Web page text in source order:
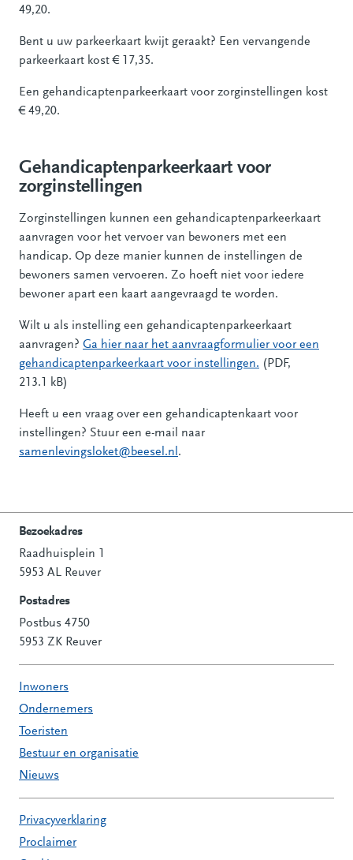
49,20.
Bent u uw parkeerkaart kwijt geraakt? Een vervangende
parkeerkaart kost € 17,35.
Een gehandicaptenparkeerkaart voor zorginstellingen kost
€ 49,20.
Gehandicaptenparkeerkaart voor
zorginstellingen
Zorginstellingen kunnen een gehandicaptenparkeerkaart
aanvragen voor het vervoer van bewoners met een
handicap. Op deze manier kunnen de instellingen de
bewoners samen vervoeren. Zo hoeft niet voor iedere
bewoner apart een kaart aangevraagd te worden.
Wilt u als instelling een gehandicaptenparkeerkaart
aanvragen? Ga hier naar het aanvraagformulier voor een
gehandicaptenparkeerkaart voor instellingen. (PDF,
213.1 kB)
Heeft u een vraag over een gehandicaptenkaart voor
instellingen? Stuur een e-mail naar
samenlevingsloket@beesel.nl .
Contactinformatie
Bezoekadres
Raadhuisplein 1
5953 AL Reuver
Postadres
Postbus 4750
5953 ZK Reuver
Inwoners
Ondernemers
Toeristen
Bestuur en organisatie
Nieuws
Privacyverklaring
Proclaimer